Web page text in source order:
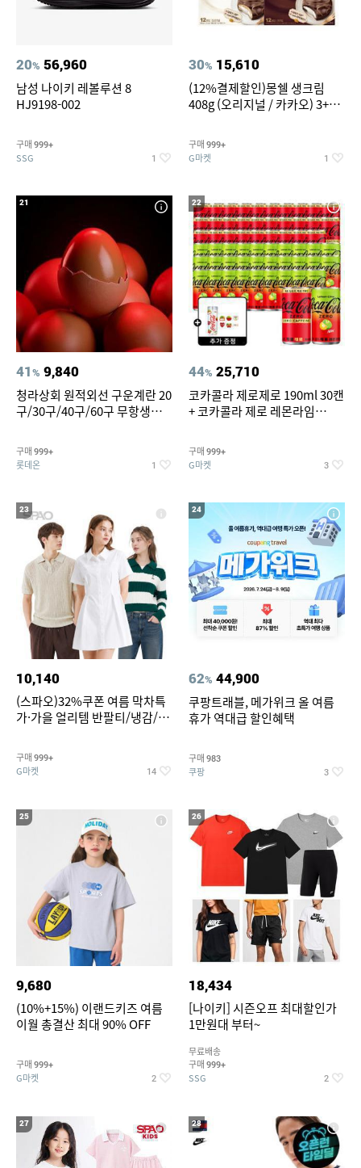
20% 56,960
남성 나이키 레볼루션 8
HJ9198-002
구매 999+
SSG 1
30% 15,610
(12%결제할인)몽쉘 생크림
408g (오리지널 / 카카오) 3+1
구매 999+
G마켓 1
21
41% 9,840
청라상회 원적외선 구운계란 20
구/30구/40구/60구 무항생제
구매 999+
롯데온 1
22
44% 25,710
코카콜라 제로제로 190ml 30캔
+ 코카콜라 제로 레몬라임
티커 세트
구매 999+
G마켓 3
23
10,140
(스파오)32%쿠폰 여름 막차특
가·가을 얼리템 반팔티/냉감/반
건 외 ~74%OFF
구매 999+
G마켓 14
24
62% 44,900
쿠팡트래블, 메가위크 올 여름
휴가 역대급 할인혜택
구매 983
쿠팡 3
25
9,680
(10%+15%) 이랜드키즈 여름
이월 총결산 최대 90% OFF
구매 999+
G마켓 2
26
18,434
[나이키] 시즌오프 최대할인가
1만원대 부터~
무료배송
구매 999+
SSG 2
27 28